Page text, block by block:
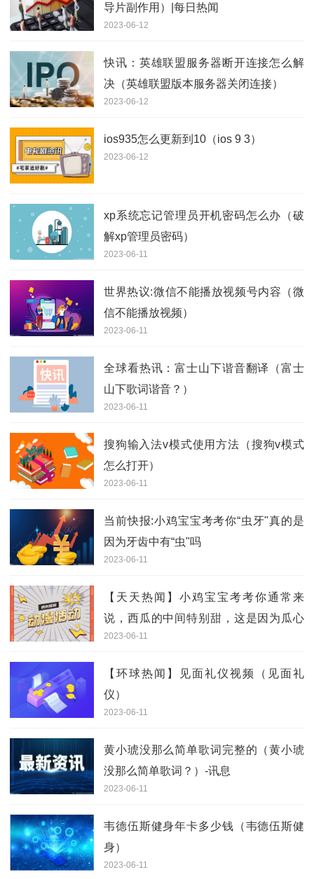
导片副作用）|每日热闻
2023-06-12
快讯：英雄联盟服务器断开连接怎么解
决（英雄联盟版本服务器关闭连接）
2023-06-12
ios935怎么更新到10（ios 9 3）
2023-06-12
xp系统忘记管理员开机密码怎么办（破
解xp管理员密码）
2023-06-11
世界热议:微信不能播放视频号内容（微
信不能播放视频）
2023-06-11
全球看热讯：富士山下谐音翻译（富士
山下歌词谐音？）
2023-06-11
搜狗输入法v模式使用方法（搜狗v模式
怎么打开）
2023-06-11
当前快报:小鸡宝宝考考你“虫牙"真的是
因为牙齿中有“虫"吗
2023-06-11
【天天热闻】小鸡宝宝考考你通常来
说，西瓜的中间特别甜，这是因为瓜心
部分
2023-06-11
【环球热闻】见面礼仪视频（见面礼
仪）
2023-06-11
黄小琥没那么简单歌词完整的（黄小琥
没那么简单歌词？）-讯息
2023-06-11
韦德伍斯健身年卡多少钱（韦德伍斯健
身）
2023-06-11